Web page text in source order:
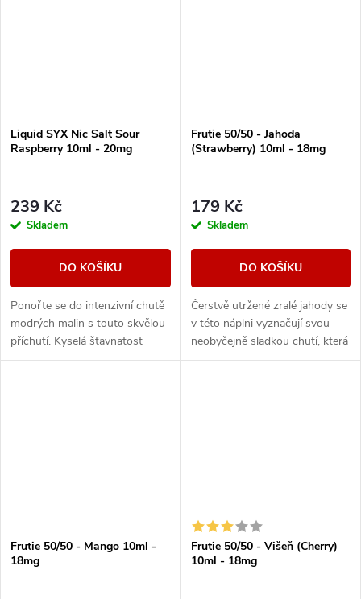
Liquid SYX Nic Salt Sour
Raspberry 10ml - 20mg
239 Kč
Skladem
DO KOŠÍKU
Ponořte se do intenzivní chutě
modrých malin s touto skvělou
příchutí. Kyselá šťavnatost
malin zde zdůrazňuje chladivý
Frutie 50/50 - Jahoda
(Strawberry) 10ml - 18mg
179 Kč
Skladem
DO KOŠÍKU
Čerstvě utržené zralé jahody se
v této náplni vyznačují svou
neobyčejně sladkou chutí, která
vás nadchne a nebudete moci
Frutie 50/50 - Mango 10ml -
18mg
Frutie 50/50 - Višeň (Cherry)
10ml - 18mg